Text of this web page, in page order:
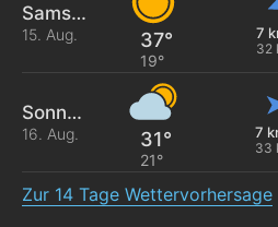
Samstag
15. Aug. 37°
19°
7
32
Sonntag
16. Aug. 31°
21°
7
33
Zur 14 Tage Wettervorhersage